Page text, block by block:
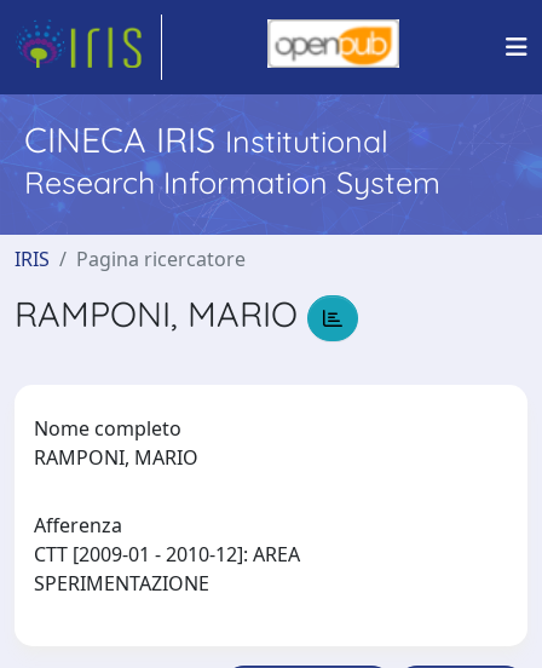
CINECA IRIS Institutional
Research Information System
IRIS Pagina ricercatore
RAMPONI, MARIO
Nome completo
RAMPONI, MARIO
Afferenza
CTT [2009-01 - 2010-12]: AREA
SPERIMENTAZIONE